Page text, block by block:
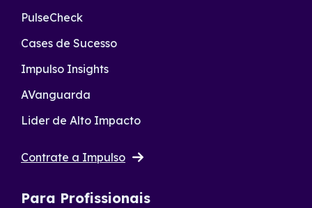
PulseCheck
Cases de Sucesso
Impulso Insights
AVanguarda
Lider de Alto Impacto
Contrate a Impulso
Para Profissionais